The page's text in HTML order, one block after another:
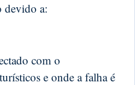
devido a:
com o
e onde a falha é